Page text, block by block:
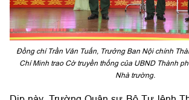
Đồng chí Trần Văn Tuấn, Trưởng Ban Nội chính
Chí Minh trao Cờ truyền thống của UBND Thành
Nhà trường.